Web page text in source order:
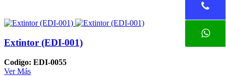
Extintor (EDI-001)
Codigo: EDI-0055
Ver Más